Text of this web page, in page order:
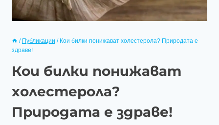
/ Публикации / Кои билки понижават холестерола? Природата е
здраве!
Кои билки понижават
холестерола?
Природата е здраве!